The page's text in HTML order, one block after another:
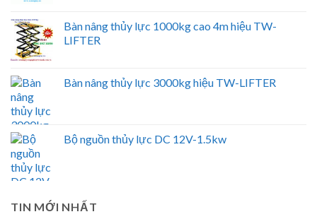
Bàn nâng thủy lực 1000kg cao 4m hiệu TW-
LIFTER
Bàn nâng thủy lực 3000kg hiệu TW-LIFTER
Bộ nguồn thủy lực DC 12V-1.5kw
TIN MỚI NHẤT